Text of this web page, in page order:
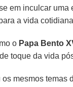
em inculcar uma
a vida
o Papa Bento
toque da vida
os mesmos temas